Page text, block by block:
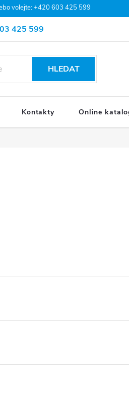
volejte: +420 603 425 599
425 599
údajů
HLEDAT
Kontakty Online